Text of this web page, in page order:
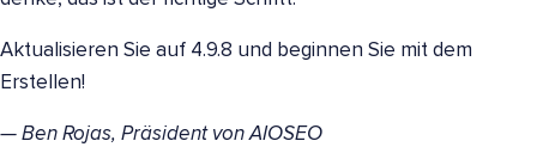
Aktualisieren Sie auf 4.9.8 und beginnen Sie mit dem
Erstellen!
— Ben Rojas, Präsident von AIOSEO